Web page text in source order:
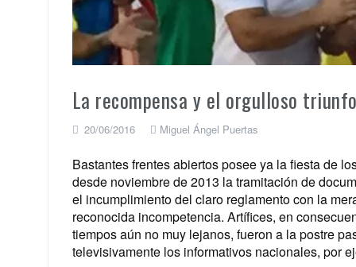
La recompensa y el orgulloso
20/06/2016 Miguel Ángel Puertas
Bastantes frentes abiertos posee ya la fiesta de
desde noviembre de 2013 la tramitación de
el incumplimiento del claro reglamento con la
reconocida incompetencia. Artífices, en
tiempos aún no muy lejanos, fueron a la postre
televisivamente los informativos nacionales, por